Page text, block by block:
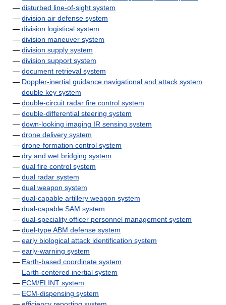
— disturbed line-of-sight system
— division air defense system
— division logistical system
— division maneuver system
— division supply system
— division support system
— document retrieval system
— Doppler-inertial guidance navigational and attack system
— double key system
— double-circuit radar fire control system
— double-differential steering system
— down-looking imaging IR sensing system
— drone delivery system
— drone-formation control system
— dry and wet bridging system
— dual fire control system
— dual radar system
— dual weapon system
— dual-capable artillery weapon system
— dual-capable SAM system
— dual-speciality officer personnel management system
— duel-type ABM defense system
— early biological attack identification system
— early-warning system
— Earth-based coordinate system
— Earth-centered inertial system
— ECM/ELINT system
— ECM-dispensing system